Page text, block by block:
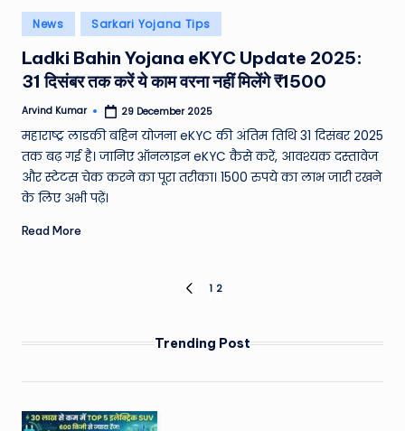
h
e
W
o
rl
d
Posted
in
News Sarkari Yojana Tips
Ladki Bahin Yojana eKYC Update 2025:
31 दिसंबर तक करें ये काम वरना नहीं मिलेंगे ₹1500
Posted
Arvind Kumar 29 December 2025
महाराष्ट्र लाडकी बहिन योजना eKYC की अंतिम तिथि 31 दिसंबर 2025
तक बढ़ गई है। जानिए ऑनलाइन eKYC कैसे करें, आवश्यक दस्तावेज
और स्टेटस चेक करने का पूरा तरीका। 1500 रुपये का लाभ जारी रखने
के लिए अभी पढ़ें।
Read More
pagination
PREVIOUS
1 2
Trending Post